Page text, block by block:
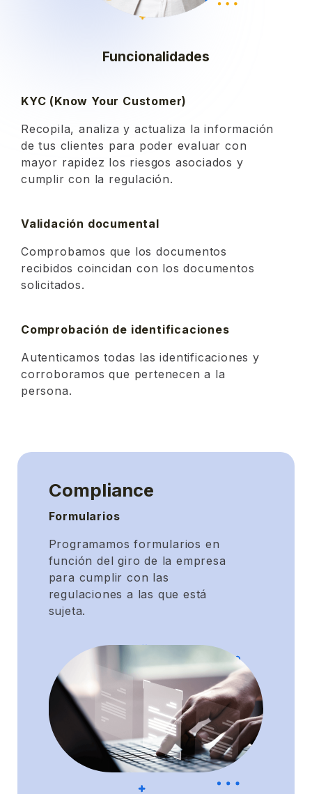
Funcionalidades
KYC (Know Your Customer)
Recopila, analiza y actualiza la información
de tus clientes para poder evaluar con
mayor rapidez los riesgos asociados y
cumplir con la regulación.
Validación documental
Comprobamos que los documentos
recibidos coincidan con los documentos
solicitados.
Comprobación de identificaciones
Autenticamos todas las identificaciones y
corroboramos que pertenecen a la
persona.
Compliance
Formularios
Programamos formularios en
función del giro de la empresa
para cumplir con las
regulaciones a las que está
sujeta.